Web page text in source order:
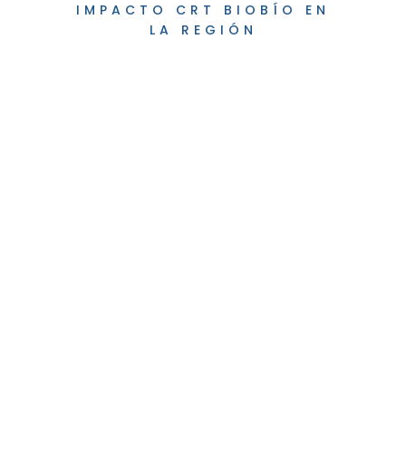
IMPACTO CRT BIOBÍO EN
LA REGIÓN